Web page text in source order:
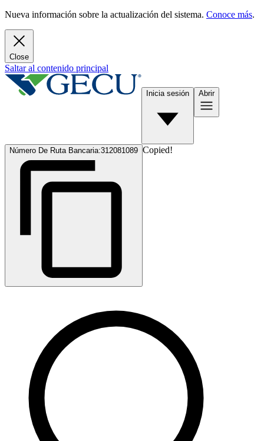
Nueva información sobre la actualización del sistema. Conoce más.
Close
Saltar al contenido principal
Inicia sesión Abrir
Número De Ruta Bancaria:312081089 Copied!